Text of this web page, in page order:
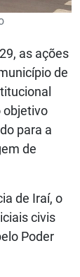
as ações
de
objetivo
para a
de
de Iraí, o
civis
Poder